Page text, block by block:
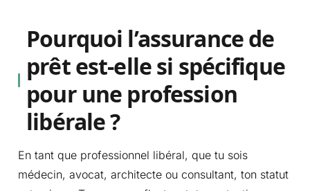
Pourquoi l’assurance de
prêt est-elle si spécifique
pour une profession
libérale ?
En tant que professionnel libéral, que tu sois
médecin, avocat, architecte ou consultant, ton statut